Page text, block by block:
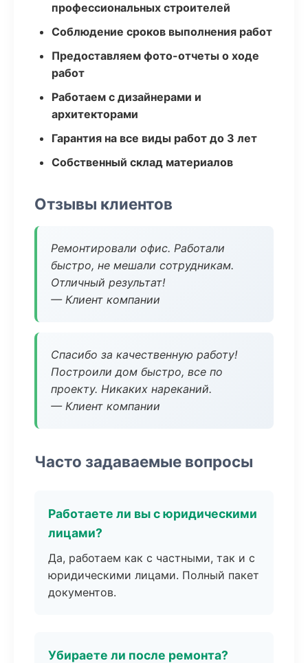
профессиональных строителей
Соблюдение сроков выполнения работ
Предоставляем фото-отчеты о ходе
работ
Работаем с дизайнерами и
архитекторами
Гарантия на все виды работ до 3 лет
Собственный склад материалов
Отзывы клиентов
Ремонтировали офис. Работали
быстро, не мешали сотрудникам.
Отличный результат!
— Клиент компании
Спасибо за качественную работу!
Построили дом быстро, все по
проекту. Никаких нареканий.
— Клиент компании
Часто задаваемые вопросы
Работаете ли вы с юридическими
лицами?
Да, работаем как с частными, так и с
юридическими лицами. Полный пакет
документов.
Убираете ли после ремонта?